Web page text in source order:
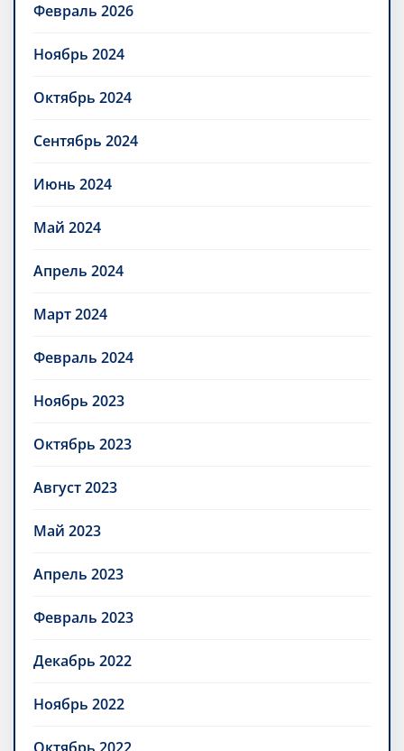
Февраль 2026
Ноябрь 2024
Октябрь 2024
Сентябрь 2024
Июнь 2024
Май 2024
Апрель 2024
Март 2024
Февраль 2024
Ноябрь 2023
Октябрь 2023
Август 2023
Май 2023
Апрель 2023
Февраль 2023
Декабрь 2022
Ноябрь 2022